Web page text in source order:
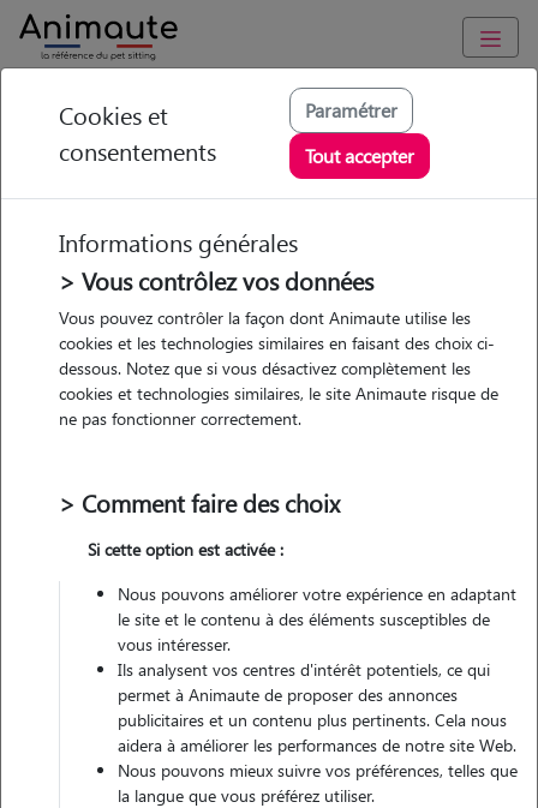
Animaute Provence Alpes Côte d'Azur /Bouches-du-Rhône
Marseille 13e Arrondissement
Sonia - Petsitter à
MARSEILLE
• 26 ans
Garde
chez le Pet Sitter
Pas d'animaux
Véhiculé
Contacter
L'envoi d'une demande est sans engagement
Cookies et
consentements
Paramétrer
Tout accepter
Informations générales
> Vous contrôlez vos données
Vous pouvez contrôler la façon dont Animaute utilise les
cookies et les technologies similaires en faisant des choix ci-
dessous. Notez que si vous désactivez complètement les
cookies et technologies similaires, le site Animaute risque de
ne pas fonctionner correctement.
> Comment faire des choix
Si cette option est activée :
Nous pouvons améliorer votre expérience en adaptant
le site et le contenu à des éléments susceptibles de
vous intéresser.
Ils analysent vos centres d'intérêt potentiels, ce qui
permet à Animaute de proposer des annonces
publicitaires et un contenu plus pertinents. Cela nous
aidera à améliorer les performances de notre site Web.
Nous pouvons mieux suivre vos préférences, telles que
la langue que vous préférez utiliser.